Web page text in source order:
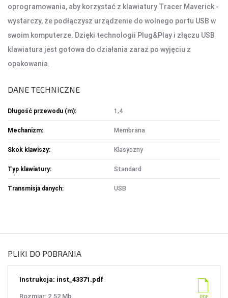
LAMPY PIERŚCIENIOWE
LAMPKI TURYSTYCZNE
LATARKI
LAMPY PODŁOGOWE
POWER BANKI
OBUDOWY HDD, HUBY USB
HUBY USB
HOBBY & TRAVEL
NAMIOTY I MATY
PRYSZNICE TURYSTYCZNE
NARZĘDZIA
oprogramowania, aby korzystać z klawiatury Tracer Maverick -
wystarczy, że podłączysz urządzenie do wolnego portu USB w
swoim komputerze. Dzięki technologii Plug&Play i złączu USB
klawiatura jest gotowa do działania zaraz po wyjęciu z
opakowania.
DANE TECHNICZNE
Długość przewodu (m): 1,4
Mechanizm: Membrana
Skok klawiszy: Klasyczny
Typ klawiatury: Standard
Transmisja danych: USB
PLIKI DO POBRANIA
Instrukcja: inst_43371.pdf
Rozmiar: 2.52 Mb